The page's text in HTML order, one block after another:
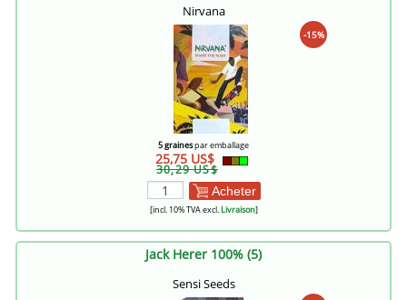
Nirvana
-15%
5 grainespar emballage
25,75 US$
30,29 US$
Acheter
[incl. 10% TVA excl.Livraison]
Jack Herer 100% (5)
Sensi Seeds